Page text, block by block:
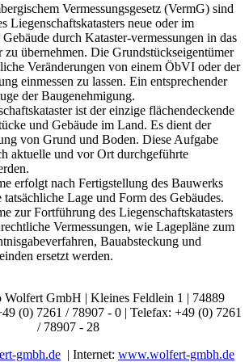
Vermessungsgesetz (VermG) sind
Liegenschaftskatasters neue oder im
durch Kataster-vermessungen in das
zu übernehmen. Die Grundstückseigentümer
Veränderungen von einem ÖbVI oder der
einmessen zu lassen. Ein entsprechender
der Baugenehmigung.
ist der einzige flächendeckende
und Gebäude im Land. Es dient der
von Grund und Boden. Diese Aufgabe
aktuelle und vor Ort durchgeführte
erfolgt nach Fertigstellung des Bauwerks
Lage und Form des Gebäudes.
zur Fortführung des Liegenschaftskatasters
Vermessungen, wie Lagepläne zum
Bauabsteckung und
ersetzt werden.
Wolfert GmbH | Kleines Feldlein 1 | 74889
(0) 7261 / 78907 - 0 | Telefax: +49 (0) 7261
/ 78907 - 28
gmbh.de | Internet: www.wolfert-gmbh.de